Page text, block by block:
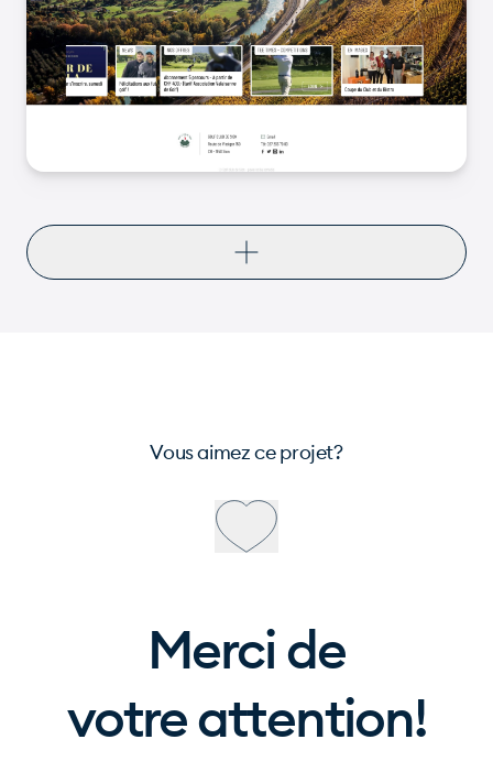
Vous aimez ce projet?
Merci de
votre attention!